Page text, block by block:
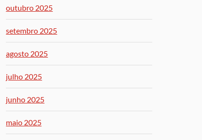
outubro 2025
setembro 2025
agosto 2025
julho 2025
junho 2025
maio 2025